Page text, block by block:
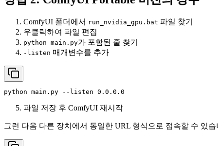
ComfyUI 폴더에서 run_nvidia_gpu.bat 파일 찾기
우클릭하여 파일 편집
python main.py가 포함된 줄 찾기
-listen 매개변수를 추가
python main.py --listen 0.0.0.0
파일 저장 후 ComfyUI 재시작
그런 다음 다른 장치에서 동일한 URL 형식으로 접속할 수 있습